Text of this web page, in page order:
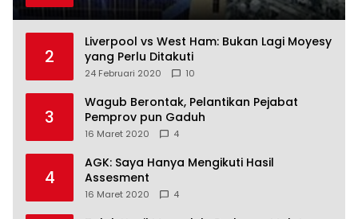
2
Liverpool vs West Ham: Bukan Lagi Moyesy
yang Perlu Ditakuti
24 Februari 2020 10
3
Wagub Berontak, Pelantikan Pejabat
Pemprov pun Gaduh
16 Maret 2020 4
4
AGK: Saya Hanya Mengikuti Hasil
Assesment
16 Maret 2020 4